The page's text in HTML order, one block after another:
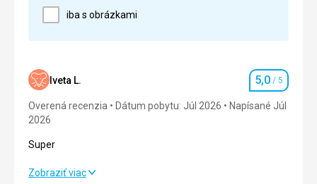
nadherna
100 percent
nie je co vytknut
iba s obrázkami
Iveta L. Hodnotenie
5,0 / 5
Overená recenzia Dátum pobytu: Júl 2026
Napísané Júl
2026
Super
Super
Zobraziť viac